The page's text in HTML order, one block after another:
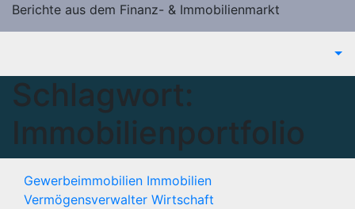
Berichte aus dem Finanz- & Immobilienmarkt
Schlagwort:
Immobilienportfolio
Gewerbeimmobilien Immobilien
Vermögensverwalter Wirtschaft